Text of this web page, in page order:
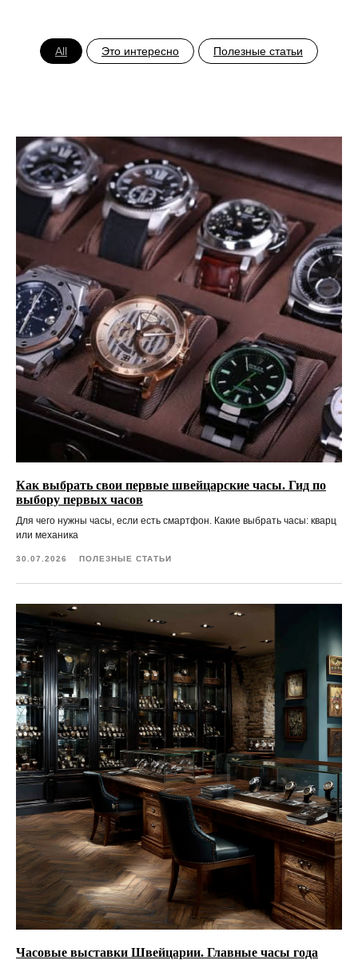
All Это интересно Полезные статьи
Как выбрать свои первые швейцарские часы. Гид по
выбору первых часов
Для чего нужны часы, если есть смартфон. Какие выбрать часы: кварц
или механика
30.07.2026 ПОЛЕЗНЫЕ СТАТЬИ
Часовые выставки Швейцарии. Главные часы года